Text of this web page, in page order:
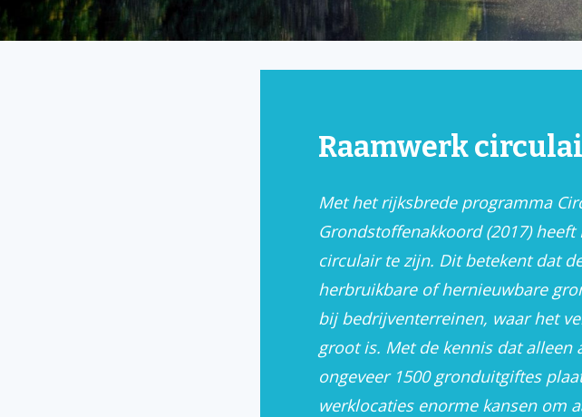
Raamwerk
Met het rijksbrede programma
Grondstoffenakkoord (2017)
circulair te zijn. Dit betekent dat
herbruikbare of hernieuwbare
bij bedrijventerreinen, waar het
groot is. Met de kennis dat
ongeveer 1500 gronduitgiftes
werklocaties enorme kansen om